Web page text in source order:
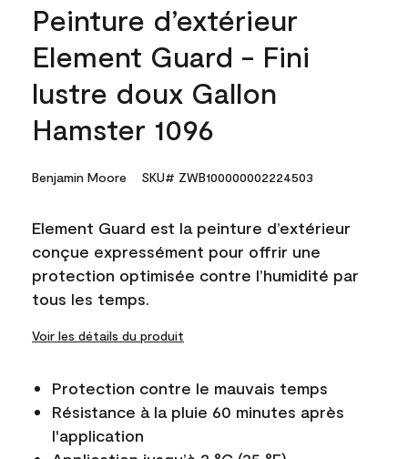
Peinture d’extérieur
Element Guard - Fini
lustre doux Gallon
Hamster 1096
Benjamin Moore SKU# ZWB100000002224503
Element Guard est la peinture d’extérieur
conçue expressément pour offrir une
protection optimisée contre l’humidité par
tous les temps.
Voir les détails du produit
Protection contre le mauvais temps
Résistance à la pluie 60 minutes après
l'application